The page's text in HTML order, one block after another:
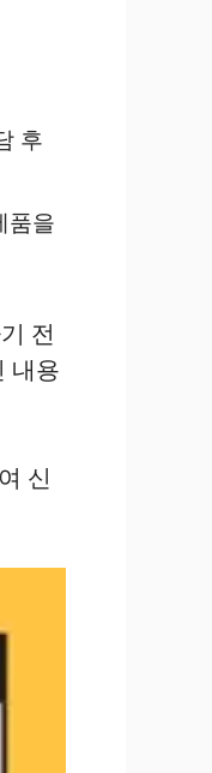
후
품을
전
내용
신